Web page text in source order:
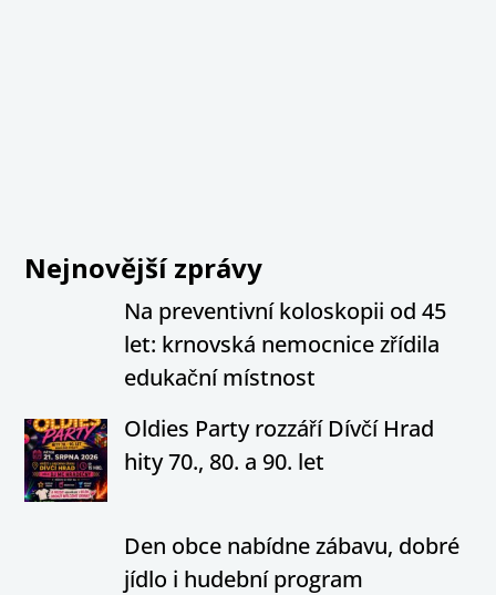
Nejnovější zprávy
Na preventivní koloskopii od 45
let: krnovská nemocnice zřídila
edukační místnost
Oldies Party rozzáří Dívčí Hrad
hity 70., 80. a 90. let
Den obce nabídne zábavu, dobré
jídlo i hudební program